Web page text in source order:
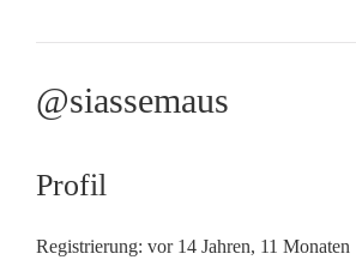
@siassemaus
Profil
Registrierung: vor 14 Jahren, 11 Monaten